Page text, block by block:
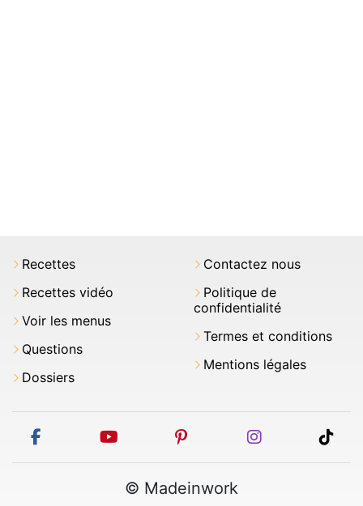
Recettes
Recettes vidéo
Voir les menus
Questions
Dossiers
Contactez nous
Politique de
confidentialité
Termes et conditions
Mentions légales
facebook youtube pinterest instagram
© Madeinwork